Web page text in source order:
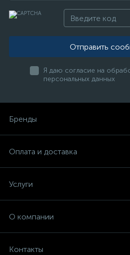
Отправить
Я даю согласие на
персональных данных
Бренды
Оплата и доставка
Услуги
О компании
Контакты